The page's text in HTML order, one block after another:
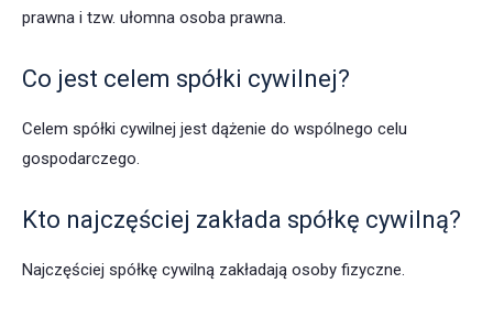
prawna i tzw. ułomna osoba prawna.
Co jest celem spółki cywilnej?
Celem spółki cywilnej jest dążenie do wspólnego celu
gospodarczego.
Kto najczęściej zakłada spółkę cywilną?
Najczęściej spółkę cywilną zakładają osoby fizyczne.